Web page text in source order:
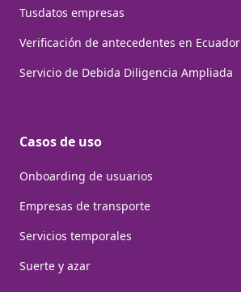
Tusdatos empresas
Verificación de antecedentes en Ecuador
Servicio de Debida Diligencia Ampliada
Casos de uso
Onboarding de usuarios
Empresas de transporte
Servicios temporales
Suerte y azar